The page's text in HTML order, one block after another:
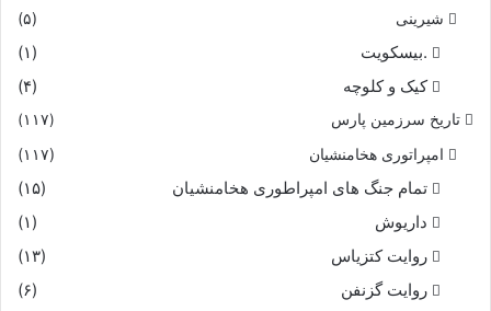
شیرینی
(۵)
.بیسکویت
(۱)
کیک و کلوچه
(۴)
تاریخ سرزمین پارس (۱۱۷)
امپراتوری هخامنشیان (۱۱۷)
تمام جنگ های امپراطوری هخامنشیان
(۱۵)
داریوش
(۱)
روایت کتزیاس
(۱۳)
روایت گزنفن
(۶)